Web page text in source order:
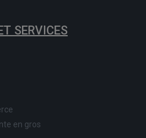
SERVICES
en gros